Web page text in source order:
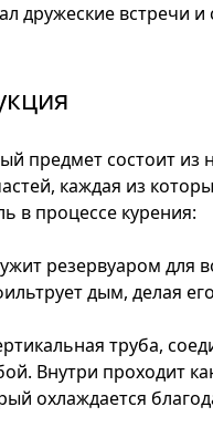
дружеские встречи
предмет состоит из
каждая из
в процессе курения:
резервуаром для
дым, делая
труба,
Внутри проходит
охлаждается